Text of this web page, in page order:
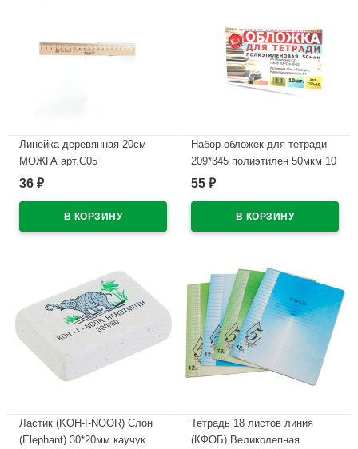
Линейка деревянная 20см
МОЖГА арт.С05
В наличии
36 ₽
Набор обложек для тетради
209*345 полиэтилен 50мкм 10
штук в наборе арт Т50-10
55 ₽
Ластик (KOH-I-NOOR) Слон
(Elephant) 30*20мм каучук
Тетрадь 18 листов линия
(КФОБ) Великолепная